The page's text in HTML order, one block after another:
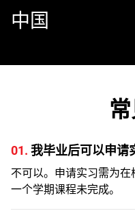
中国
01. 我毕业后可以申请
不可以。申请实习需为
一个学期课程未完成。